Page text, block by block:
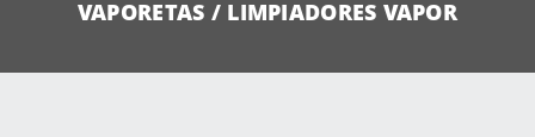
VAPORETAS / LIMPIADORES VAPOR